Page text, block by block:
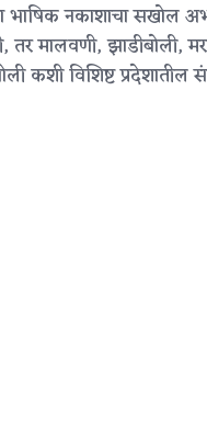
भाषिक नकाशाचा
तर मालवणी, झाडीबोली,
विशिष्ट प्रदेशातील